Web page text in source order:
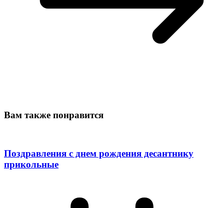
Вам также понравится
Поздравления с днем рождения десантнику
прикольные